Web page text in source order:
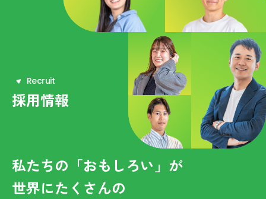
Recruit
採用情報
私たちの「おもしろい」が
世界にたくさんの